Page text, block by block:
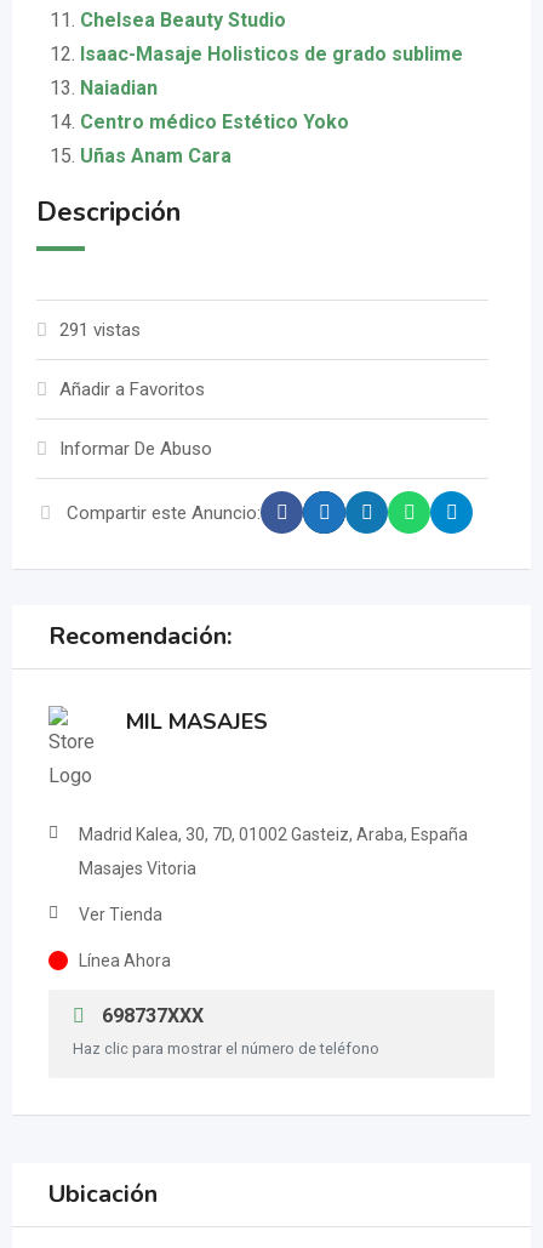
Chelsea Beauty Studio
Isaac-Masaje Holisticos de grado sublime
Naiadian
Centro médico Estético Yoko
Uñas Anam Cara
Descripción
291 vistas
Añadir a Favoritos
Informar De Abuso
Compartir este Anuncio:
Recomendación:
MIL MASAJES
Madrid Kalea, 30, 7D, 01002 Gasteiz, Araba, España
Masajes Vitoria
Ver Tienda
Línea Ahora
698737XXX
Haz clic para mostrar el número de teléfono
Ubicación